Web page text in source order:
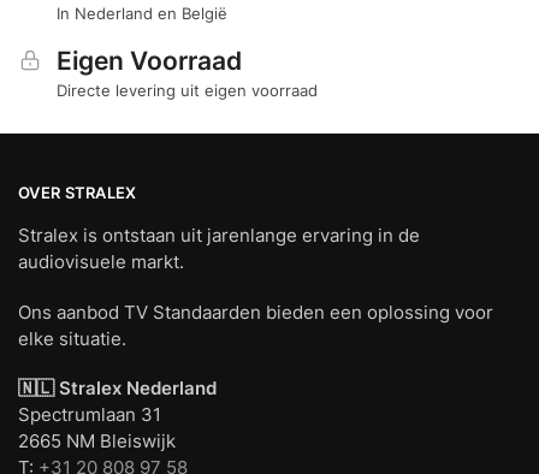
In Nederland en België
Eigen Voorraad
Directe levering uit eigen voorraad
OVER STRALEX
Stralex is ontstaan uit jarenlange ervaring in de
audiovisuele markt.
Ons aanbod TV Standaarden bieden een oplossing voor
elke situatie.
🇳🇱 Stralex Nederland
Spectrumlaan 31
2665 NM Bleiswijk
T: +31 20 808 97 58